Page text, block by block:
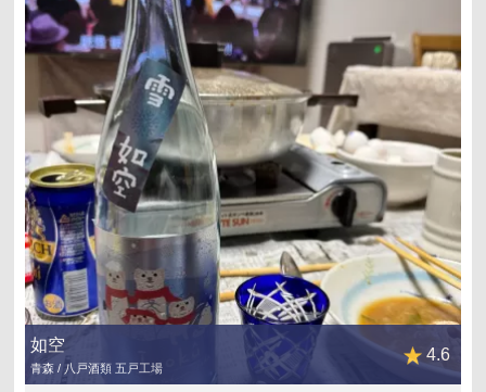
如空
青森 / 八戸酒類 五戸工場
4.6